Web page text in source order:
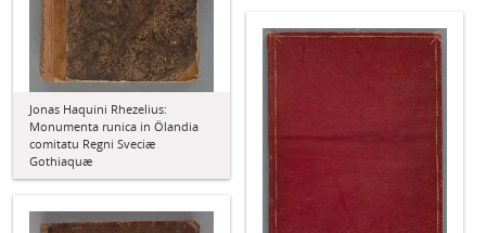
Jonas Haquini Rhezelius:
Monumenta runica in Ölandia
comitatu Regni Sveciæ
Gothiaquæ